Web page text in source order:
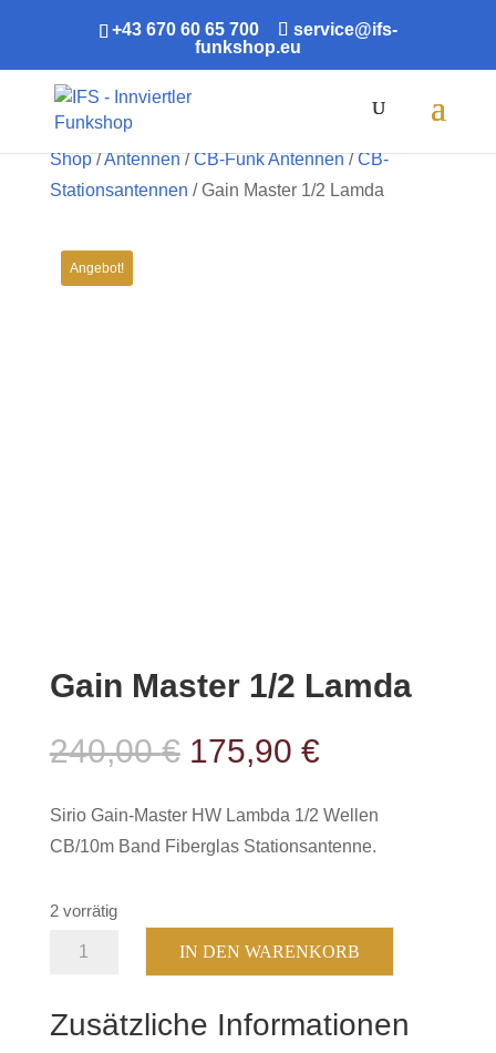
+43 670 60 65 700
service@ifs-
funkshop.eu
Shop/Antennen/CB-Funk Antennen/CB-
Stationsantennen / Gain Master 1/2 Lamda
Angebot!
Gain Master 1/2 Lamda
240,00€ Ursprünglicher
war:
240,00 €
175,90 €Aktueller
ist:
175,90 €.
Sirio Gain-Master HW Lambda 1/2 Wellen
CB/10m Band Fiberglas Stationsantenne.
2 vorrätig
Gain
Lamda
IN DEN WARENKORB
Zusätzliche Informationen